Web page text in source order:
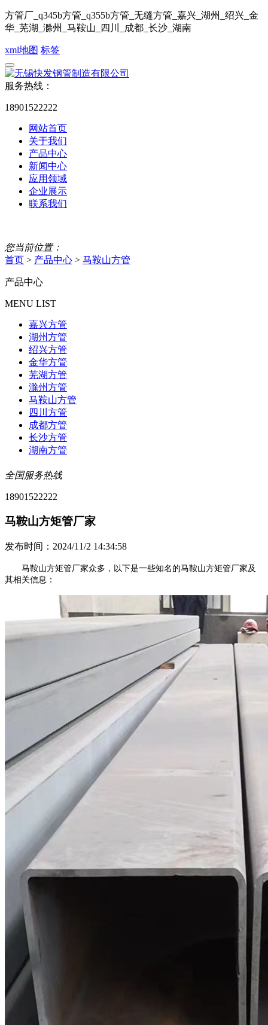
方管厂_q345b方管_q355b方管_无缝方管_嘉兴_湖州_绍兴_金
华_芜湖_滁州_马鞍山_四川_成都_长沙_湖南
xml地图 标签
服务热线：
18901522222
网站首页
关于我们
产品中心
新闻中心
应用领域
企业展示
联系我们
您当前位置：
首页 > 产品中心 > 马鞍山方管
产品中心
MENU LIST
嘉兴方管
湖州方管
绍兴方管
金华方管
芜湖方管
滁州方管
马鞍山方管
四川方管
成都方管
长沙方管
湖南方管
全国服务热线
18901522222
马鞍山方矩管厂家
发布时间：2024/11/2 14:34:58
马鞍山方矩管厂家众多，以下是一些知名的马鞍山方矩管厂家及
其相关信息：